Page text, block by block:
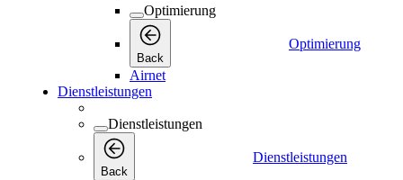
Optimierung
Back
Optimierung
Airnet
Dienstleistungen
Dienstleistungen
Back
Dienstleistungen